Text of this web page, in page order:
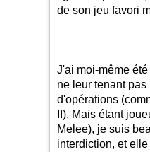
de son jeu favori
J'ai moi-même
ne leur tenant
d'opérations
II). Mais étant
Melee), je suis
interdiction, et